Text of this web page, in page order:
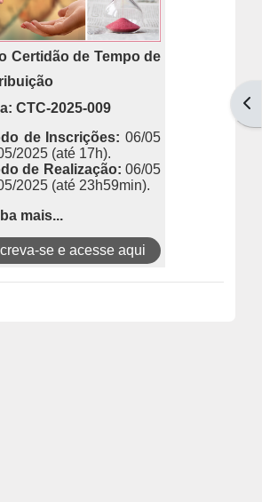
Certidão de Tempo de
CTC-2025-009
de Inscrições: 06/05
2025 (até 17h).
de Realização: 06/05
2025 (até 23h59min).
mais...
se e acesse aqui